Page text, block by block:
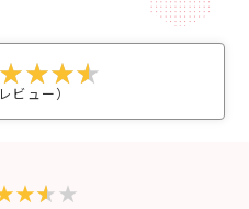
ビュー）
★
★